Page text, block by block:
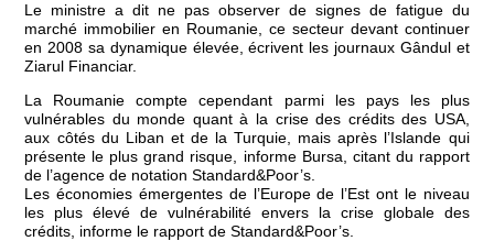
Le ministre a dit ne pas observer de signes de fatigue du
marché immobilier en Roumanie, ce secteur devant continuer
en 2008 sa dynamique élevée, écrivent les journaux Gândul et
Ziarul Financiar.
La Roumanie compte cependant parmi les pays les plus
vulnérables du monde quant à la crise des crédits des USA,
aux côtés du Liban et de la Turquie, mais après l’Islande qui
présente le plus grand risque, informe Bursa, citant du rapport
de l’agence de notation Standard&Poor’s.
Les économies émergentes de l’Europe de l’Est ont le niveau
les plus élevé de vulnérabilité envers la crise globale des
crédits, informe le rapport de Standard&Poor’s.